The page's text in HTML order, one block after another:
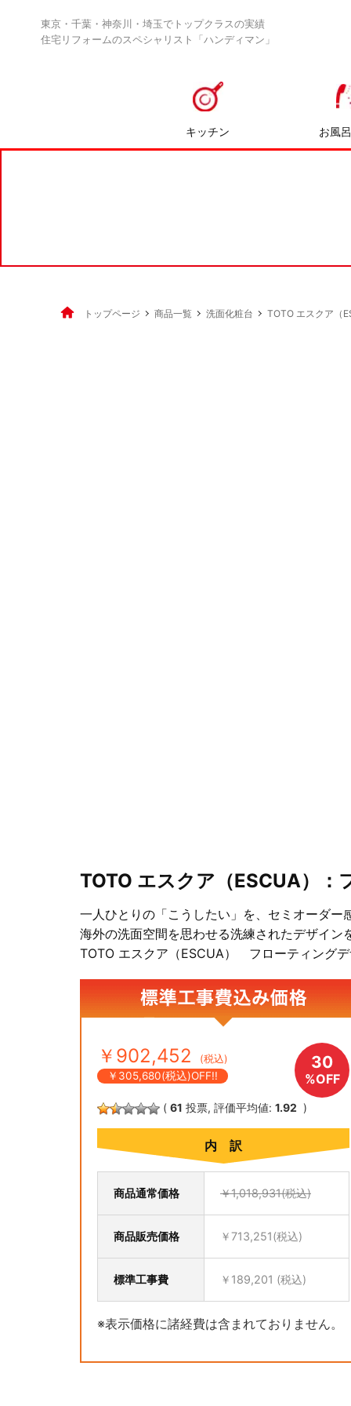
東京・千葉・神奈川・埼玉でトップクラスの実績
住宅リフォームのスペシャリスト「ハンディマン」
キッチン お風
トップページ 商品一覧 洗面化粧台 TOTO エスクア（
TOTO エスクア（ESCUA）
一人ひとりの「こうしたい」を、セミオーダ
海外の洗面空間を思わせる洗練されたデザイン
TOTO エスクア（ESCUA） フローティング
￥902,452 (税込)
￥305,680(税込)OFF!!
30
%OFF
( 61 投票, 評価平均値: 1.92 )
内 訳
商品通常価格 ￥1,018,931(税込)
商品販売価格 ￥713,251(税込)
標準工事費 ￥189,201 (税込)
※表示価格に諸経費は含まれておりません。